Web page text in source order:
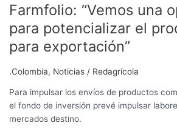
Farmfolio: “Vemos una
para potencializar el
para exportación”
.Colombia, Noticias / Redagrícola
Para impulsar los envíos de productos
el fondo de inversión prevé impulsar
mercados destino.